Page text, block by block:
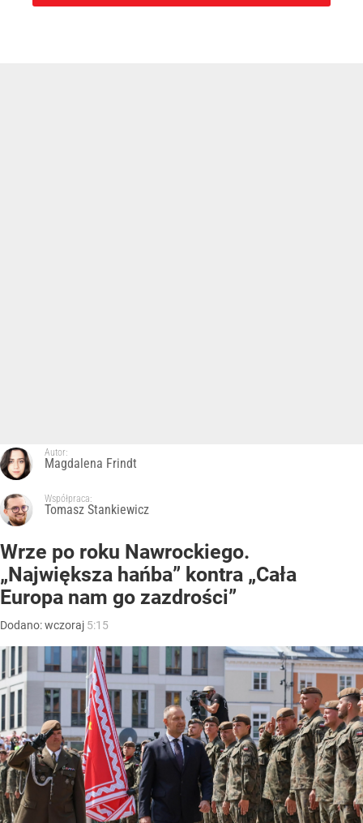
Autor:
Magdalena Frindt
Współpraca:
Tomasz Stankiewicz
Wrze po roku Nawrockiego.
„Największa hańba” kontra „Cała
Europa nam go zazdrości”
Dodano:wczoraj 5:15